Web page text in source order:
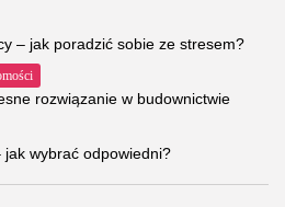
– jak poradzić sobie ze stresem?
rozwiązanie w budownictwie
wybrać odpowiedni?